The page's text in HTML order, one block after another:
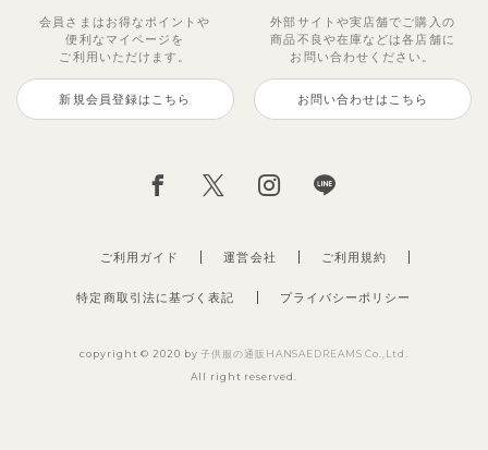
会員さまはお得なポイントや
便利な マイページを
ご利用いただけます。
新規会員登録はこちら
外部サイトや実店舗でご購入の
商品不良や在庫などは各店舗に
お問い合わせください。
お問い合わせはこちら
ご利用ガイド 運営会社
特定商取引法に基づく表記 プライバシーポリシー
ご利用規約
copyright © 2020 by子供服の通販HANSAEDREAMS Co.,Ltd.
All right reserved.